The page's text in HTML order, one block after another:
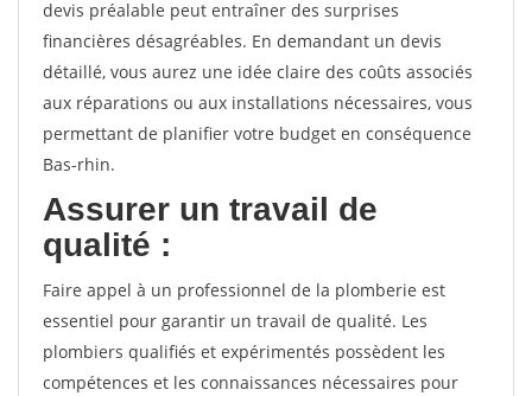
devis préalable peut entraîner des surprises
financières désagréables. En demandant un devis
détaillé, vous aurez une idée claire des coûts associés
aux réparations ou aux installations nécessaires, vous
permettant de planifier votre budget en conséquence
Bas-rhin.
Assurer un travail de
qualité :
Faire appel à un professionnel de la plomberie est
essentiel pour garantir un travail de qualité. Les
plombiers qualifiés et expérimentés possèdent les
compétences et les connaissances nécessaires pour